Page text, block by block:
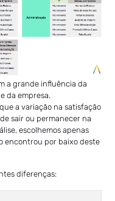
a grande influência da
da empresa.
a variação na satisfação
sair ou permanecer na
escolhemos apenas
encontrou por baixo deste
diferenças: